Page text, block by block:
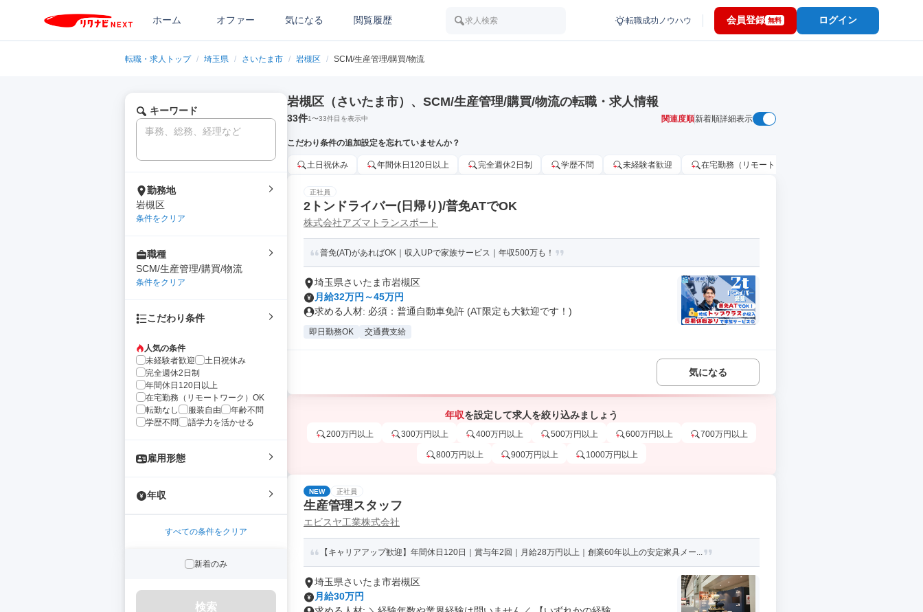
ホーム オファー 気になる 閲覧履歴 求人検索 転職成功ノウハウ 会員登録 無料 ログイン
転職・求人トップ / 埼玉県 / さいたま市 / 岩槻区 / SCM/生産管理/購買/物流
キーワード
勤務地
岩槻区
条件をクリア
職種
SCM/生産管理/購買/物流
条件をクリア
こだわり条件
人気の条件
未経験者歓迎
土日祝休み
完全週休2日制
年間休日120日以上
在宅勤務（リモートワーク）OK
転勤なし
服装自由
年齢不問
学歴不問
語学力を活かせる
雇用形態
年収
すべての条件をクリア
新着のみ
検索
岩槻区（さいたま市）、SCM/生産管理/購買/物流の転職・求人情報
33件1〜33件目を表示中 関連度順新着順詳細表示
こだわり条件の追加設定を忘れていませんか？
土日祝休み 年間休日120日以上 完全週休2日制 学歴不問 未経験者歓迎 在宅勤務（リモートワーク）OK
正社員
2トンドライバー(日帰り)/普免ATでOK
株式会社アズマトランスポート
普免(AT)があればOK｜収入UPで家族サービス｜年収500万も！
埼玉県さいたま市岩槻区
月給32万円～45万円
求める人材: 必須：普通自動車免許 (AT限定も大歓迎です！)
即日勤務OK 交通費支給
気になる
年収を設定して求人を絞り込みましょう
200万円以上 300万円以上 400万円以上 500万円以上 600万円以上 700万円以上
800万円以上 900万円以上 1000万円以上
NEW 正社員
生産管理スタッフ
エビスヤ工業株式会社
【キャリアアップ歓迎】年間休日120日｜賞与年2回｜月給28万円以上｜創業60年以上の安定家具メー...
埼玉県さいたま市岩槻区
月給30万円